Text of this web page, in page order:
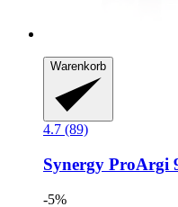
Warenkorb
4.7 (89)
Synergy ProArgi
-5%